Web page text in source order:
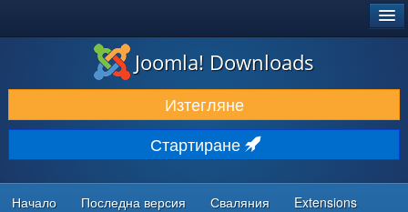
ИЗТЕГЛЯНЕ & РАЗШИРЯВАНЕ
ОТКРИВАЙТЕ & УЧЕТЕ
ОБЩНОСТ & ПОДДРЪЖКА
РЕСУРСИ ЗА РАЗРАБОТКА
Joomla! Downloads
Изтегляне
Стартиране
Начало Последна версия Сваляния Extensions